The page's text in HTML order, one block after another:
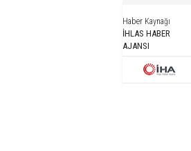
Haber Kaynağı
İHLAS HABER
AJANSI